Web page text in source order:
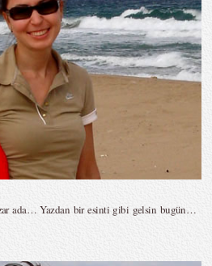
ada… Yazdan bir esinti gibi gelsin bugün…